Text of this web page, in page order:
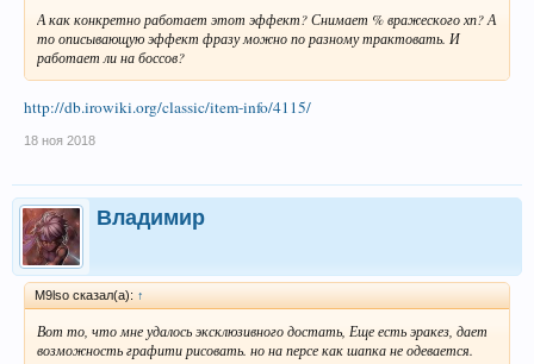
А как конкретно работает этот эффект? Снимает % вражеского хп? А
то описывающую эффект фразу можно по разному трактовать. И
работает ли на боссов?
http://db.irowiki.org/classic/item-info/4115/
18 ноя 2018
Владимир
M9lso сказал(а): ↑
Вот то, что мне удалось эксклюзивного достать, Еще есть эракез, дает
возможность графити рисовать. но на персе как шапка не одевается.